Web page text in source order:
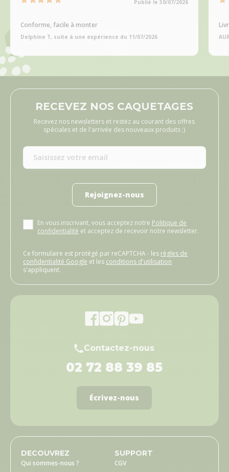
Publié le 30/07/2026
Conforme, facile à monter
Delphine T, suite à une expérience du 11/07/2026
RECEVEZ NOS CAQUETAGES
Recevez nos newsletters et restez au courant des offres
spéciales et de l'arrivée des nouveaux produits ;)
Rejoignez-nous
En vous inscrivant, vous acceptez notre Politique de
confidentialité et acceptez de recevoir notre newsletter.
Ce formulaire est protégé par reCAPTCHA - les règles de
confidentialité Google et les conditions d'utilisation
s'appliquent.
Contactez-nous
02 72 88 39 85
Écrivez-nous
DECOUVREZ
Qui sommes-nous ?
SUPPORT
CGV